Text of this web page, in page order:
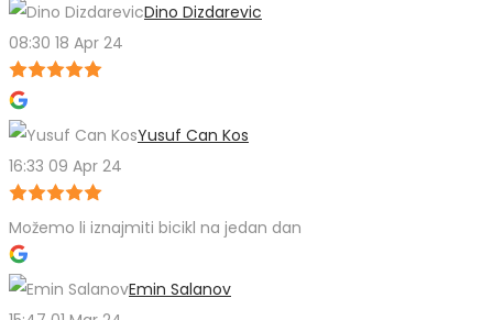
Dino Dizdarevic
08:30 18 Apr 24
Yusuf Can Kos
16:33 09 Apr 24
Možemo li iznajmiti bicikl na jedan dan
Emin Salanov